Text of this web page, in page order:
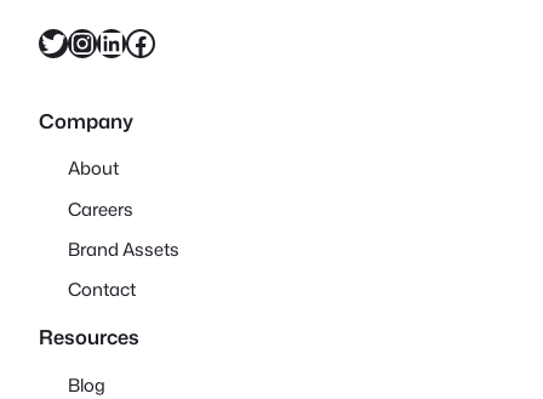
X InstagramLinkedIn Facebook
Company
About
Careers
Brand Assets
Contact
Resources
Blog